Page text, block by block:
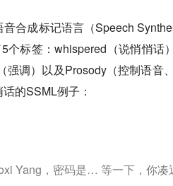
合成标记语言（Speech
个标签：whispered（说悄悄
强调）以及Prosody（控制语音
的SSML例子：
Yang，密码是… 等一下，你